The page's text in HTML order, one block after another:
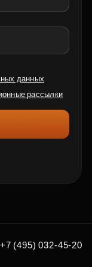
данных
рассылки
+7 (495) 032-45-20